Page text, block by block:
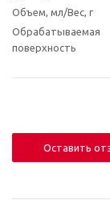
Объем, мл/Вес, г
Обрабатываемая
поверхность
Оставить